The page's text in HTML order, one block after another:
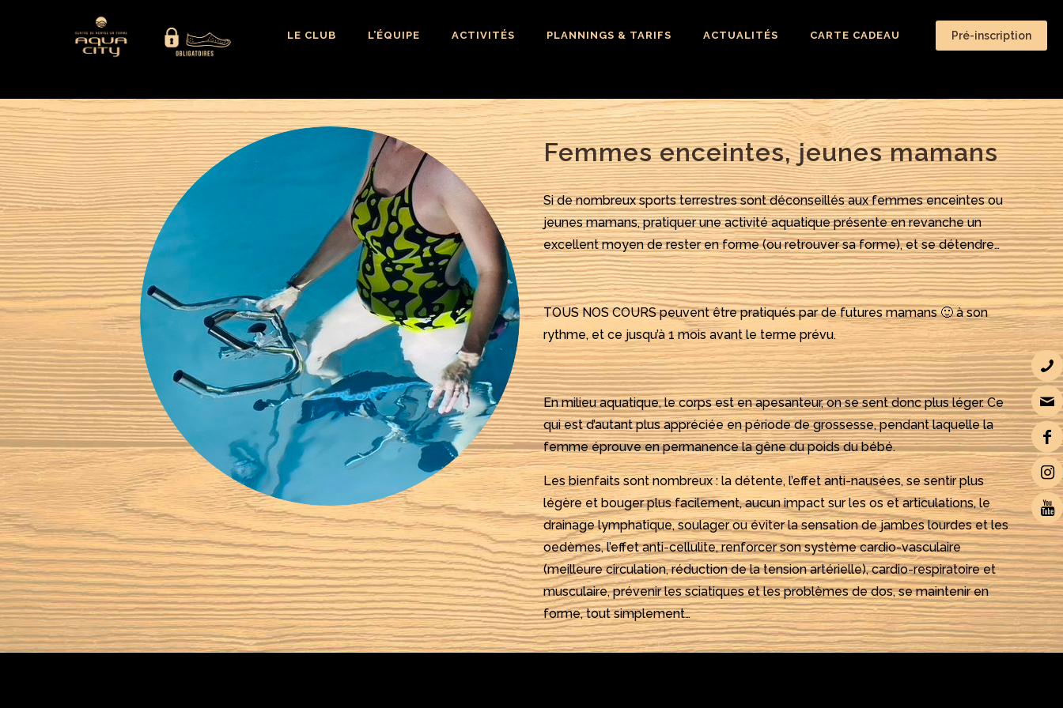
LE CLUB L’ÉQUIPE ACTIVITÉS PLANNINGS & TARIFS ACTUALITÉS CARTE CADEAU Pré-inscription
Femmes enceintes, jeunes mamans
Si de nombreux sports terrestres sont déconseillés aux femmes enceintes ou
jeunes mamans, pratiquer une activité aquatique présente en revanche un
excellent moyen de rester en forme (ou retrouver sa forme), et se détendre…
TOUS NOS COURS peuvent être pratiqués par de futures mamans 🙂 à son
rythme, et ce jusqu’à 1 mois avant le terme prévu.
En milieu aquatique, le corps est en apesanteur, on se sent donc plus léger. Ce
qui est d’autant plus appréciée en période de grossesse, pendant laquelle la
femme éprouve en permanence la gêne du poids du bébé.
Les bienfaits sont nombreux : la détente, l’effet anti-nausées, se sentir plus
légère et bouger plus facilement, aucun impact sur les os et articulations, le
drainage lymphatique, soulager ou éviter la sensation de jambes lourdes et les
oedèmes, l’effet anti-cellulite, renforcer son système cardio-vasculaire
(meilleure circulation, réduction de la tension artérielle), cardio-respiratoire et
musculaire, prévenir les sciatiques et les problèmes de dos, se maintenir en
forme, tout simplement…